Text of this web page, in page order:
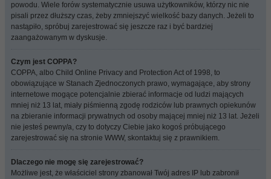
powodu. Wiele forów systematycznie usuwa użytkowników, którzy nic nie
pisali przez dłuższy czas, żeby zmniejszyć wielkość bazy danych. Jeżeli to
nastąpiło, spróbuj zarejestrować się jeszcze raz i być bardziej
zaangażowanym w dyskusje.
Czym jest COPPA?
COPPA, albo Child Online Privacy and Protection Act of 1998, to
obowiązujące w Stanach Zjednoczonych prawo, wymagające, aby strony
internetowe mogące potencjalnie zbierać informacje od ludzi mających
mniej niż 13 lat, miały piśmienną zgodę rodziców lub prawnych opiekunów
na zbieranie informacji prywatnych od osoby mającej mniej niż 13 lat. Jeżeli
nie jesteś pewny/a, czy to dotyczy Ciebie jako kogoś próbującego
zarejestrować się na stronie WWW, skontaktuj się z prawnikiem.
Dlaczego nie mogę się zarejestrować?
Możliwe jest, że właściciel strony zbanował Twój adres IP lub zabronił